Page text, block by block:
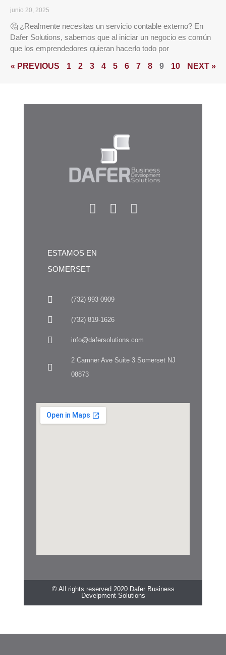
junio 20, 2025
🤔 ¿Realmente necesitas un servicio contable externo? En
Dafer Solutions, sabemos que al iniciar un negocio es común
que los emprendedores quieran hacerlo todo por
« PREVIOUS 1 2 3 4 5 6 7 8 9 10 NEXT »
ESTAMOS EN
SOMERSET
(732) 993 0909
(732) 819-1626
info@dafersolutions.com
2 Camner Ave Suite 3 Somerset NJ
08873
© All rights reserved 2020 Dafer Business
Develpment Solutions